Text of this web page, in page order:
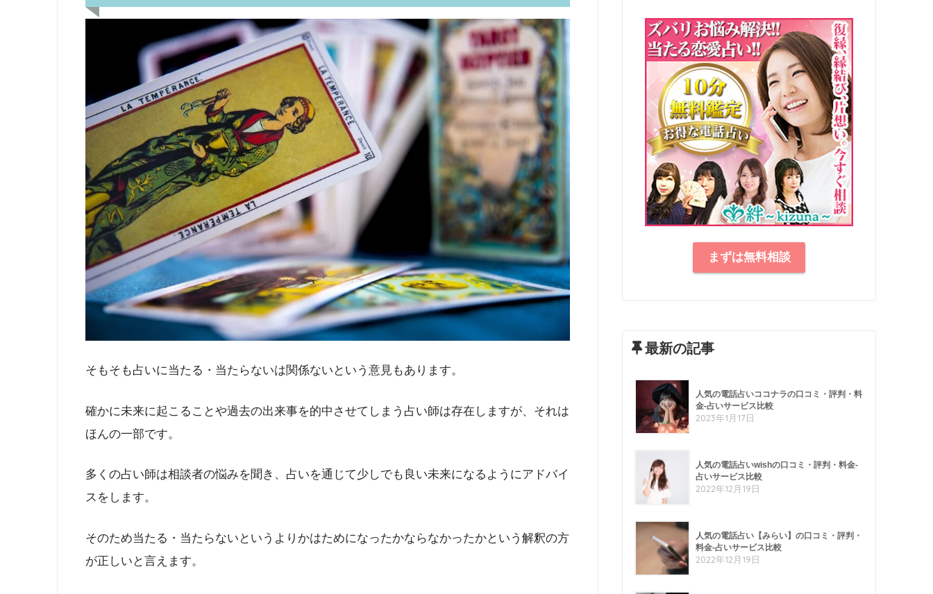
そもそも占いに当たる・当たらないは関係ないという意見もあります。
確かに未来に起こることや過去の出来事を的中させてしまう占い師は存在しますが、それは
ほんの一部です。
多くの占い師は相談者の悩みを聞き、占いを通じて少しでも良い未来になるようにアドバイ
スをします。
そのため当たる・当たらないというよりかはためになったかならなかったかという解釈の方
が正しいと言えます。
まずは無料相談
最新の記事
人気の電話占いココナラの口コミ・評判・料
金-占いサービス比較
2023年1月17日
人気の電話占いwishの口コミ・評判・料金-
占いサービス比較
2022年12月19日
人気の電話占い【みらい】の口コミ・評判・
料金-占いサービス比較
2022年12月19日